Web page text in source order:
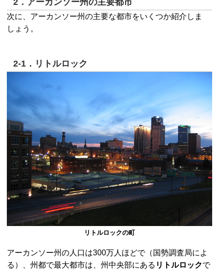
次に、アーカンソー州の主要な都市をいくつか紹介しま
しょう。
2-1．リトルロック
リトルロックの町
アーカンソー州の人口は300万人ほどで（国勢調査局によ
る）、州都で最大都市は、州中央部にある リトルロックで